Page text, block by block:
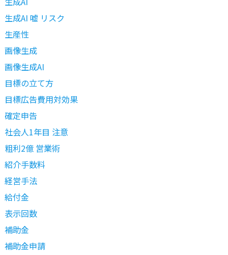
生成AI 嘘 リスク
生産性
画像生成
画像生成AI
目標の立て方
目標広告費用対効果
確定申告
社会人1年目 注意
粗利2億 営業術
紹介手数料
経営手法
給付金
表示回数
補助金
補助金申請